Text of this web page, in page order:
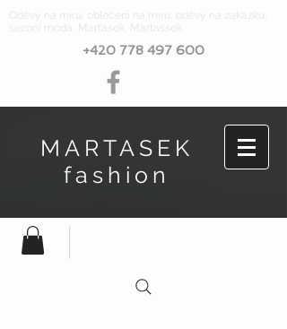
Oděvy na míru, oblečení na míru, oděvy na zakázku,
sezóní móda, Marťásek, Martassek
+420 778 497 600
MARTASEK
fashion